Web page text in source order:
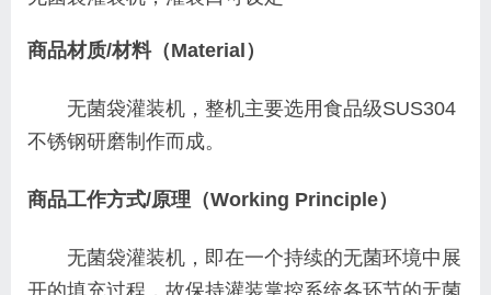
商品材质/材料（Material）
无菌袋灌装机，整机主要选用食品级SUS304
不锈钢研磨制作而成。
商品工作方式/原理（Working Principle）
无菌袋灌装机，即在一个持续的无菌环境中展
开的填充过程，故保持灌装掌控系统各环节的无菌